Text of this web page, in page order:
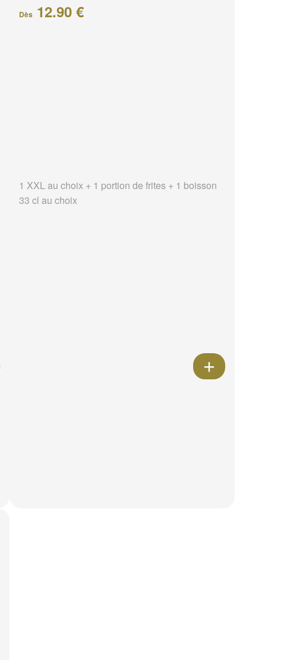
Dès 12.90 €
1 XXL au choix + 1 portion de frites + 1 boisson
33 cl au choix